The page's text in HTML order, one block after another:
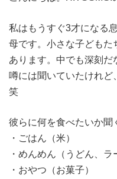
私はもうすぐ3才になる
母です。小さな子どもた
あります。中でも深刻だ
噂には聞いていたけれど
笑
彼らに何を食べたいか聞
・ごはん（米）
・めんめん（うどん、ラ
・おやつ（お菓子）